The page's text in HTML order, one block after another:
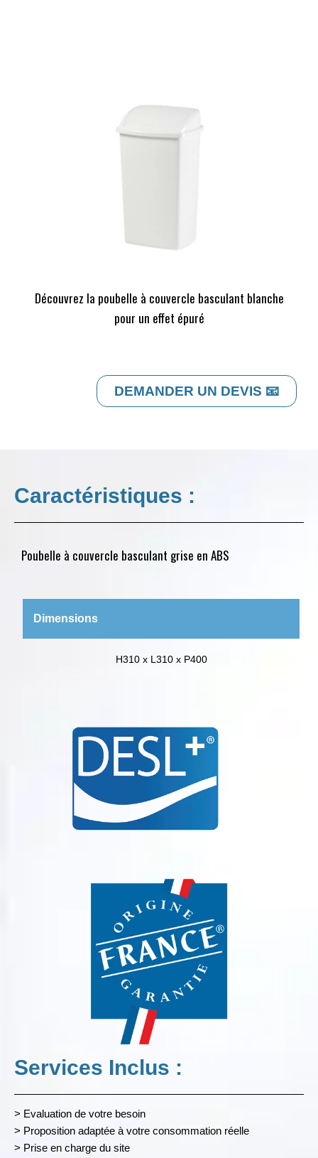
Découvrez la poubelle à couvercle basculant blanche
pour un effet épuré
DEMANDER UN DEVIS 📧
Caractéristiques :
Poubelle à couvercle basculant grise en ABS
Dimensions
H310 x L310 x P400
Services Inclus :
> Evaluation de votre besoin
> Proposition adaptée à votre consommation réelle
> Prise en charge du site